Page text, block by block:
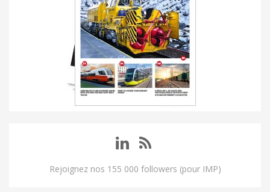
Rejoignez nos 155 000 followers (pour IMP)